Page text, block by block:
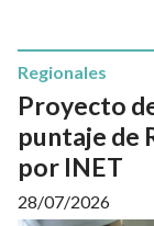
Proyecto
puntaje de
por INET
Regionales
28/07/2026